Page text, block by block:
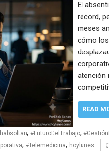
El
récord,
meses
cómo
atención
READ
, #FuturoDelTrabajo,
, #Telemedicina, hoylunes